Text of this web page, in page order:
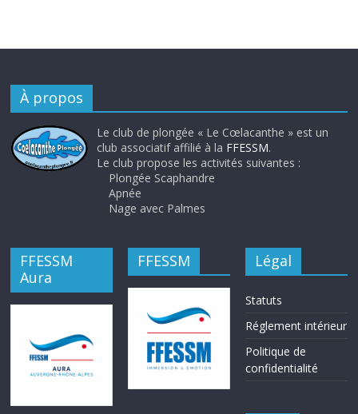
À propos
Le club de plongée « Le Cœlacanthe » est un
club associatif affilié à la FFESSM.
Le club propose les activités suivantes :
Plongée Scaphandre
Apnée
Nage avec Palmes
FFESSM
Aura
FFESSM Légal
Statuts
Réglement intérieur
Politique de
confidentialité